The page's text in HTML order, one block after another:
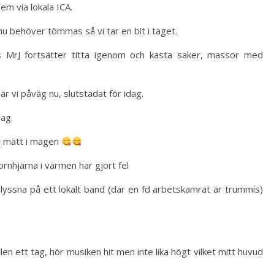
via lokala ICA.
behöver tömmas så vi tar en bit i taget.
fortsätter titta igenom och kasta saker, massor med
vi påväg nu, slutstädat för idag.
i magen
i värmen har gjort fel
på ett lokalt band (där en fd arbetskamrat är trummis)
ett tag, hör musiken hit men inte lika högt vilket mitt huvud